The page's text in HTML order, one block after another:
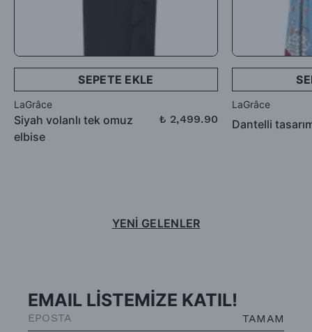
SEPETE EKLE
LaGrâce
Siyah volanlı tek omuz
elbise
₺ 2,499.90
LaGrâce
Dantelli
YENİ GELENLER
EMAIL LİSTEMİZE KATIL!
TAMAM